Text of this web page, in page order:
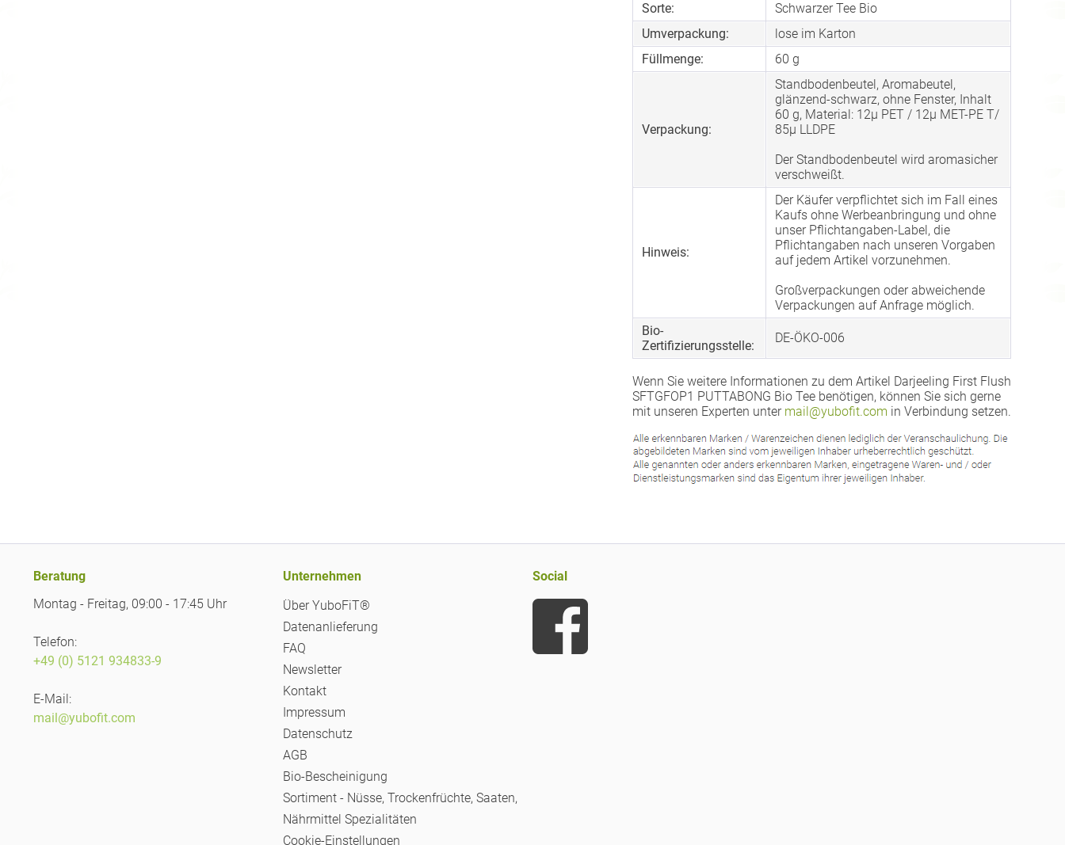
Sorte:
Schwarzer Tee Bio
Umverpackung:
lose im Karton
Füllmenge:
60 g
Verpackung:
Standbodenbeutel, Aromabeutel,
glänzend-schwarz, ohne Fenster, Inhalt
60 g, Material: 12µ PET / 12µ MET-PE T/
85µ LLDPE
Der Standbodenbeutel wird aromasicher
verschweißt.
Hinweis:
Der Käufer verpflichtet sich im Fall eines
Kaufs ohne Werbeanbringung und ohne
unser Pflichtangaben-Label, die
Pflichtangaben nach unseren Vorgaben
auf jedem Artikel vorzunehmen.
Großverpackungen oder abweichende
Verpackungen auf Anfrage möglich.
Bio-
Zertifizierungsstelle:
DE-ÖKO-006
Wenn Sie weitere Informationen zu dem Artikel Darjeeling First Flush
SFTGFOP1 PUTTABONG Bio Tee benötigen, können Sie sich gerne
mit unseren Experten unter mail@yubofit.com in Verbindung setzen.
Beratung
Montag - Freitag, 09:00 - 17:45 Uhr
Telefon:
+49 (0) 5121 934833-9
E-Mail:
mail@yubofit.com
Unternehmen
Über YuboFiT®
Datenanlieferung
FAQ
Newsletter
Kontakt
Impressum
Datenschutz
AGB
Bio-Bescheinigung
Sortiment - Nüsse, Trockenfrüchte, Saaten,
Nährmittel Spezialitäten
Cookie-Einstellungen
Social